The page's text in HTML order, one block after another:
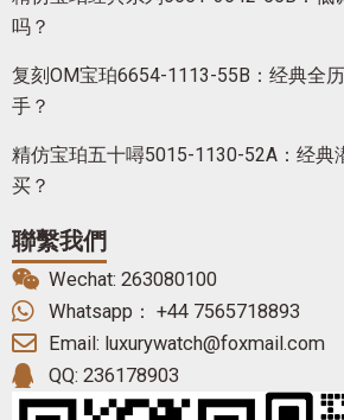
吗？
复刻OM宝珀6654-1113-55B：经典全
手？
精仿宝珀五十噚5015-1130-52A：经典
买？
聯繫我們
Wechat: 263080100
Whatsapp： +44 7565718893
Email: luxurywatch@foxmail.com
QQ: 236178903